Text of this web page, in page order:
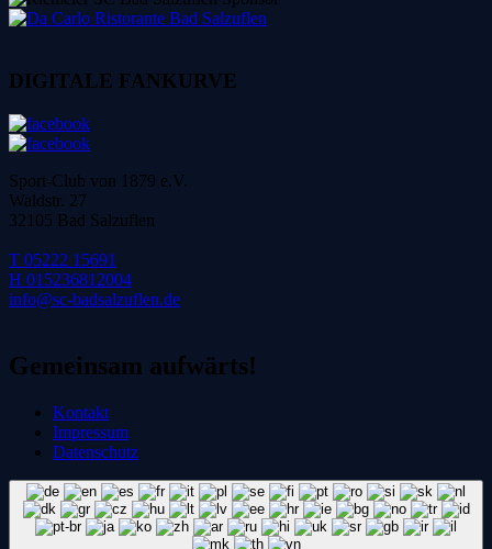
DIGITALE FANKURVE
Sport-Club von 1879 e.V.
Waldstr. 27
32105 Bad Salzuflen
T 05222 15691
H 015236812004
info@sc-badsalzuflen.de
Gemeinsam aufwärts!
Kontakt
Impressum
Datenschutz